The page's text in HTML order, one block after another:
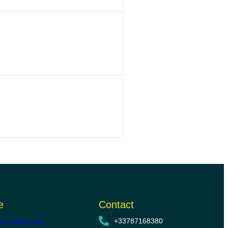
Médicaux
Contact
+33787168380